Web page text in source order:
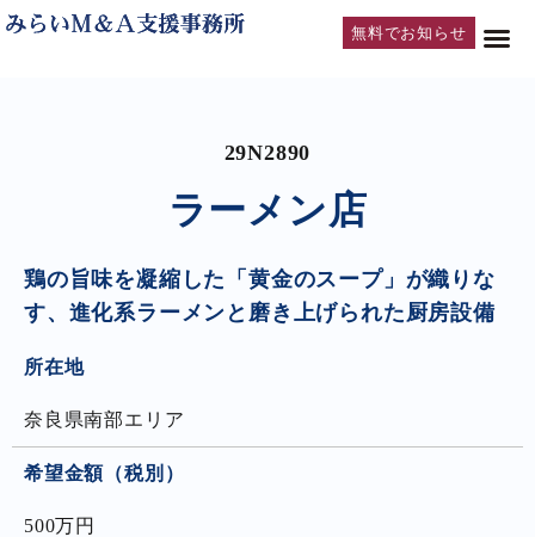
無料でお知らせ
29N2890
ラーメン店
鶏の旨味を凝縮した「黄金のスープ」が織りな
す、進化系ラーメンと磨き上げられた厨房設備
所在地
奈良県南部エリア
希望金額（税別）
500万円